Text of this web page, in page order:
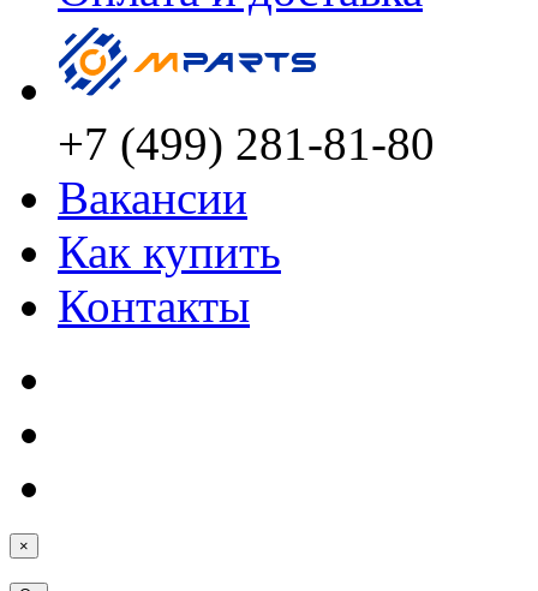
+7 (499) 281-81-80
Вакансии
Как купить
Контакты
×